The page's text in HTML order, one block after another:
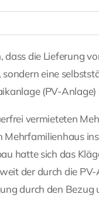
die Lieferung
eine
(PV-
vermieteten
hatte sich das
der durch die
durch den